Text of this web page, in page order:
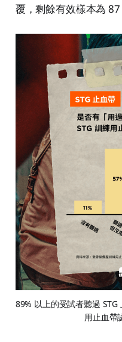
覆，剩餘有效樣本為 87
89% 以上的受試者聽過
用止血帶